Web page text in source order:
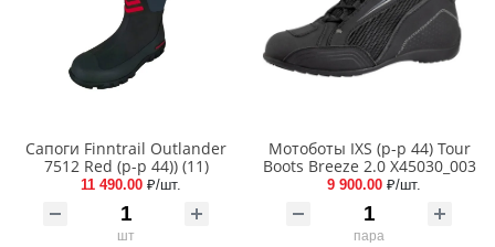
Сапоги Finntrail Outlander
7512 Red (р-р 44)) (11)
11 490.00 ₽/шт.
шт
Мотоботы IXS (р-р 44) Tour
Boots Breeze 2.0 X45030_003
9 900.00 ₽/шт.
пара